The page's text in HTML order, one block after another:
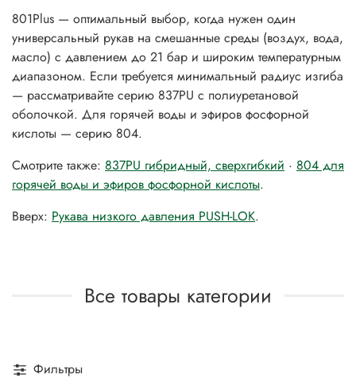
801Plus — оптимальный выбор, когда нужен один
универсальный рукав на смешанные среды (воздух, вода,
масло) с давлением до 21 бар и широким температурным
диапазоном. Если требуется минимальный радиус изгиба
— рассматривайте серию 837PU с полиуретановой
оболочкой. Для горячей воды и эфиров фосфорной
кислоты — серию 804.
Смотрите также: 837PU гибридный, сверхгибкий · 804 для
горячей воды и эфиров фосфорной кислоты.
Вверх: Рукава низкого давления PUSH-LOK.
Все товары категории
Фильтры